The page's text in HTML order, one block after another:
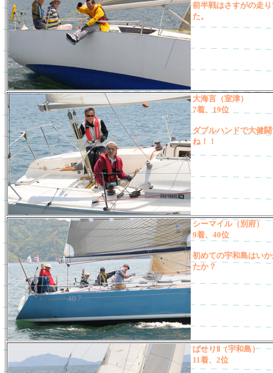
前半戦はさすがの走
た。
大海言（室津）
7着、19位
ダブルハンドで大健
ね！！
シーマイル（別府）
9着、40位
初めての宇和島はい
たか？
ぱせりⅡ（宇和島）
11着、2位